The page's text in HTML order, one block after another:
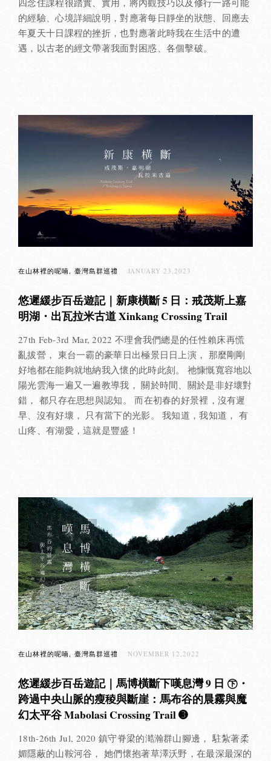
四念住課程很踏實、實用，將內觀技巧以及修行一路可能
的經驗、心境詳細說明，對應著每日靜坐的狀態、回應去
年夏天十日課程的挫折，也對應著此時我在生活中的遭
遇，以古老的經文帶著我面對困惑、各個擊破。
在山林裡的呢喃 臺灣島群巡禮 JANUARY 23,2023
悠遲緩步百岳遊記｜新康橫斷 5 日：戒茂斯上嘉
明湖・出瓦拉米古道 Xinkang Crossing Trail
27th Feb-3rd Mar, 2022 不理會我們總是的任性賴床再慌
亂拔營， 東台一霸的豪華日出極景日日上演， 那麼剛剛
好地都在能夠就地納我入懷的此時此刻。 祂慷慨寬容地以
陽光雲海一遍又一遍教導我， 關於時間、關於是非好壞對
錯， 都只存在思想與認知。 而在初春的好景裡，沒有遲
早、沒有好壞， 只有當下的光影。 我知道，我知道， 有
山疼、有湖愛，這就是豐盛！
在山林裡的呢喃 臺灣島群巡禮 NOVEMBER 12,2022
悠遲緩步百岳遊記｜馬博橫斷下嘆息灣 9 日 ㊦・
跨過中央山脈的瘦稜與斷崖：馬布谷的晨霧與魔
幻太平谷 Mabolasi Crossing Trail ➌
18th-26th Jul, 2020 鎮守脊梁的澔瀚群山腳邊， 駐紮著柔
媚隱蔽的山鞍河谷， 她們懷抱著草澤沃野，在最深最深的